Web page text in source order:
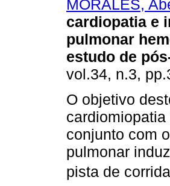
MORALES,
cardiopatia e
pulmonar
estudo de
vol.34, n.3,
O objetivo
conjunto com
pulmonar
pista de